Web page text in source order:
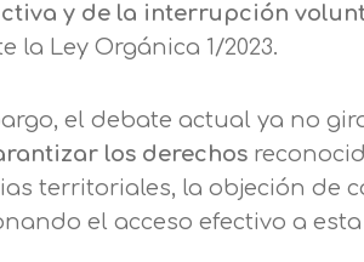
y de la interrupción
la Ley Orgánica 1/2023.
el debate actual ya no
los derechos
territoriales, la objeción de
el acceso efectivo a